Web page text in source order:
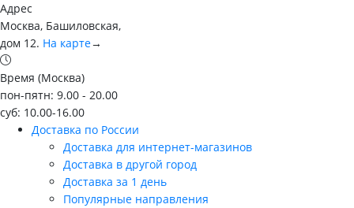
Адрес
Москва, Башиловская,
дом 12. На карте→
Время (Москва)
пон-пятн: 9.00 - 20.00
суб: 10.00-16.00
Доставка по России
Доставка для интернет-магазинов
Доставка в другой город
Доставка за 1 день
Популярные направления